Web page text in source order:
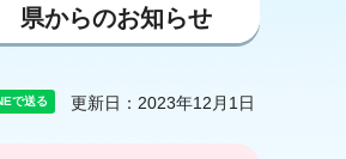
県からのお知らせ
更新日：2023年12月1日